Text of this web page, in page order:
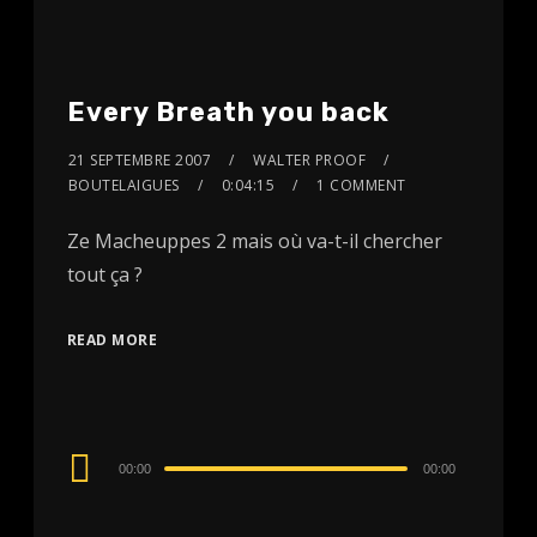
Every Breath you back
21 SEPTEMBRE 2007
WALTER PROOF
BOUTELAIGUES
0:04:15 1 COMMENT
Ze Macheuppes 2 mais où va-t-il chercher
tout ça ?
READ MORE
Audio
00:00 00:00